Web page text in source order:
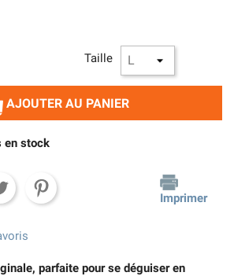
Taille
AJOUTER AU PANIER
en stock
Imprimer
parfaite pour se déguiser en